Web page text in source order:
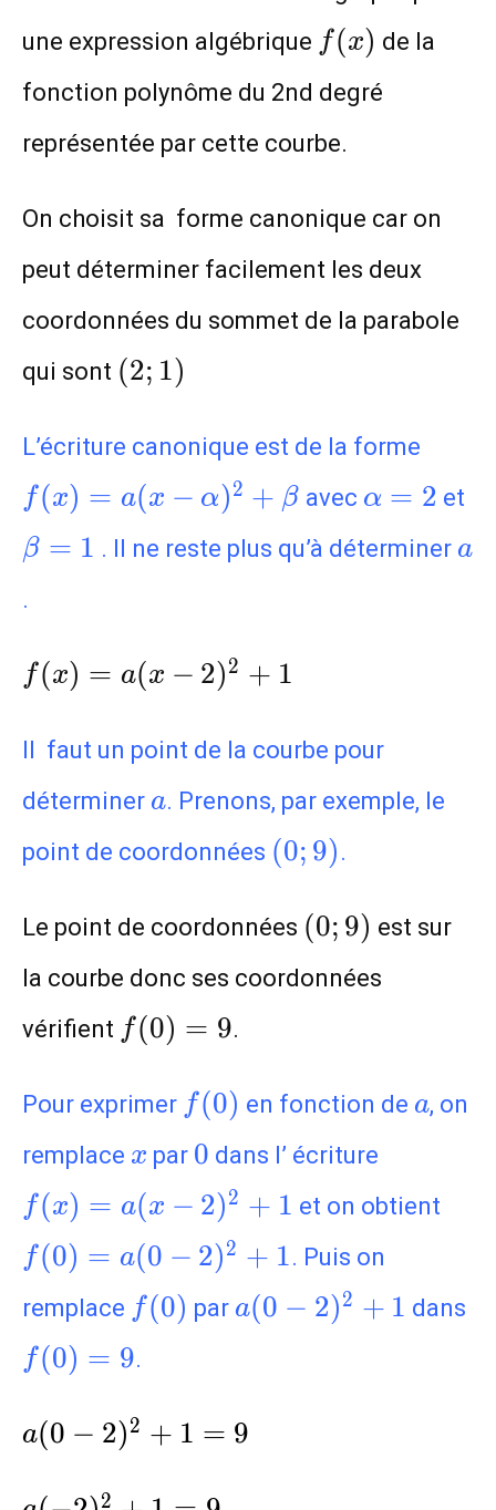
une expression algébrique f(x)
f (x) de la
fonction polynôme du 2nd degré
représentée par cette courbe.
On choisit sa forme canonique car on
peut déterminer facilement les deux
coordonnées du sommet de la parabole
qui sont (2;1)
(2; 1)
L’écriture canonique est de la forme
f (x) = a(x − α)2 + β avec \alpha=2
α = 2 et
\beta=1
β = 1 . Il ne reste plus qu’à déterminer a
a
.
f(x)=a(x-
2)^2+1
f (x) = a(x − 2)2 + 1
Il faut un point de la courbe pour
déterminer a
a. Prenons, par exemple, le
point de coordonnées (0;9)
(0; 9) .
Le point de coordonnées (0;9)
(0; 9) est sur
la courbe donc ses coordonnées
vérifient f(0)=9
f (0) = 9.
Pour exprimer f(0)
f (0) en fonction de a
a, on
remplace x
x par 0
0 dans l’ écriture
f (x) = a(x − 2)2 + 1 et on obtient
f (0) = a(0 − 2)2 + 1. Puis on
remplace f(0)
f (0) par a(0-
2)^2+1
a(0 − 2)2 + 1 dans
f (0) = 9.
a(0-
2)^2+1=9
a(0 − 2)2 + 1 = 9
a(-2)^2+1=9
2